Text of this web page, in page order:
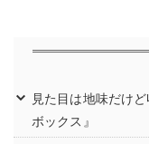
見た目は地味だけ
ボックス』